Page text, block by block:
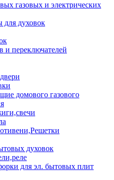
газовых и электрических
для духовок
и переключателей
домового газового
духовок
для эл. бытовых плит